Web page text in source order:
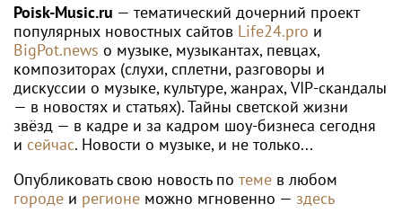
Poisk-Music.ru — тематический дочерний проект
популярных новостных сайтов Life24.pro и
BigPot.news о музыке, музыкантах, певцах,
композиторах (слухи, сплетни, разговоры и
дискуссии о музыке, культуре, жанрах, VIP-скандалы
— в новостях и статьях). Тайны светской жизни
звёзд — в кадре и за кадром шоу-бизнеса сегодня
и сейчас. Новости о музыке, и не только...
Опубликовать свою новость по теме в любом
городе и регионе можно мгновенно — здесь